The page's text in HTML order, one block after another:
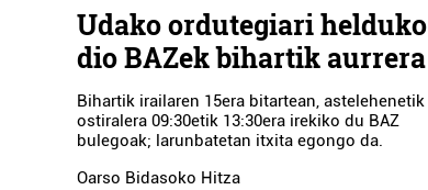
Udako ordutegiari helduko
dio BAZek bihartik aurrera
Bihartik irailaren 15era bitartean, astelehenetik
ostiralera 09:30etik 13:30era irekiko du BAZ
bulegoak; larunbatetan itxita egongo da.
Oarso Bidasoko Hitza